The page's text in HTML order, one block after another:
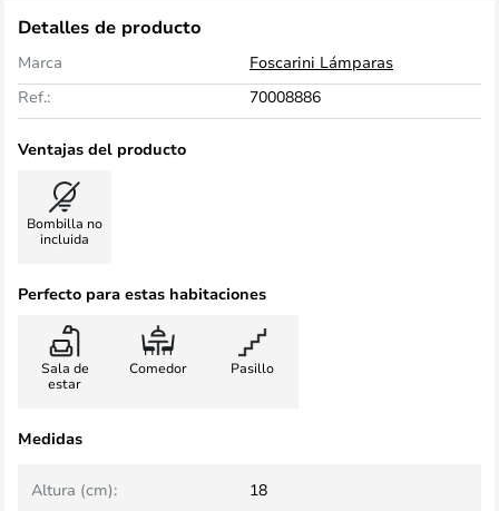
Detalles de producto
Marca
Foscarini Lámparas
Ref.:
70008886
Ventajas del producto
Bombilla no
incluida
Perfecto para estas habitaciones
Sala de
estar
Comedor Pasillo
Medidas
Altura (cm): 18